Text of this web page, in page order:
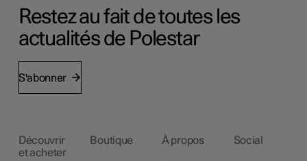
Restez au fait de toutes les
actualités de Polestar
S'abonner
Découvrir
et acheter
Boutique À propos Social